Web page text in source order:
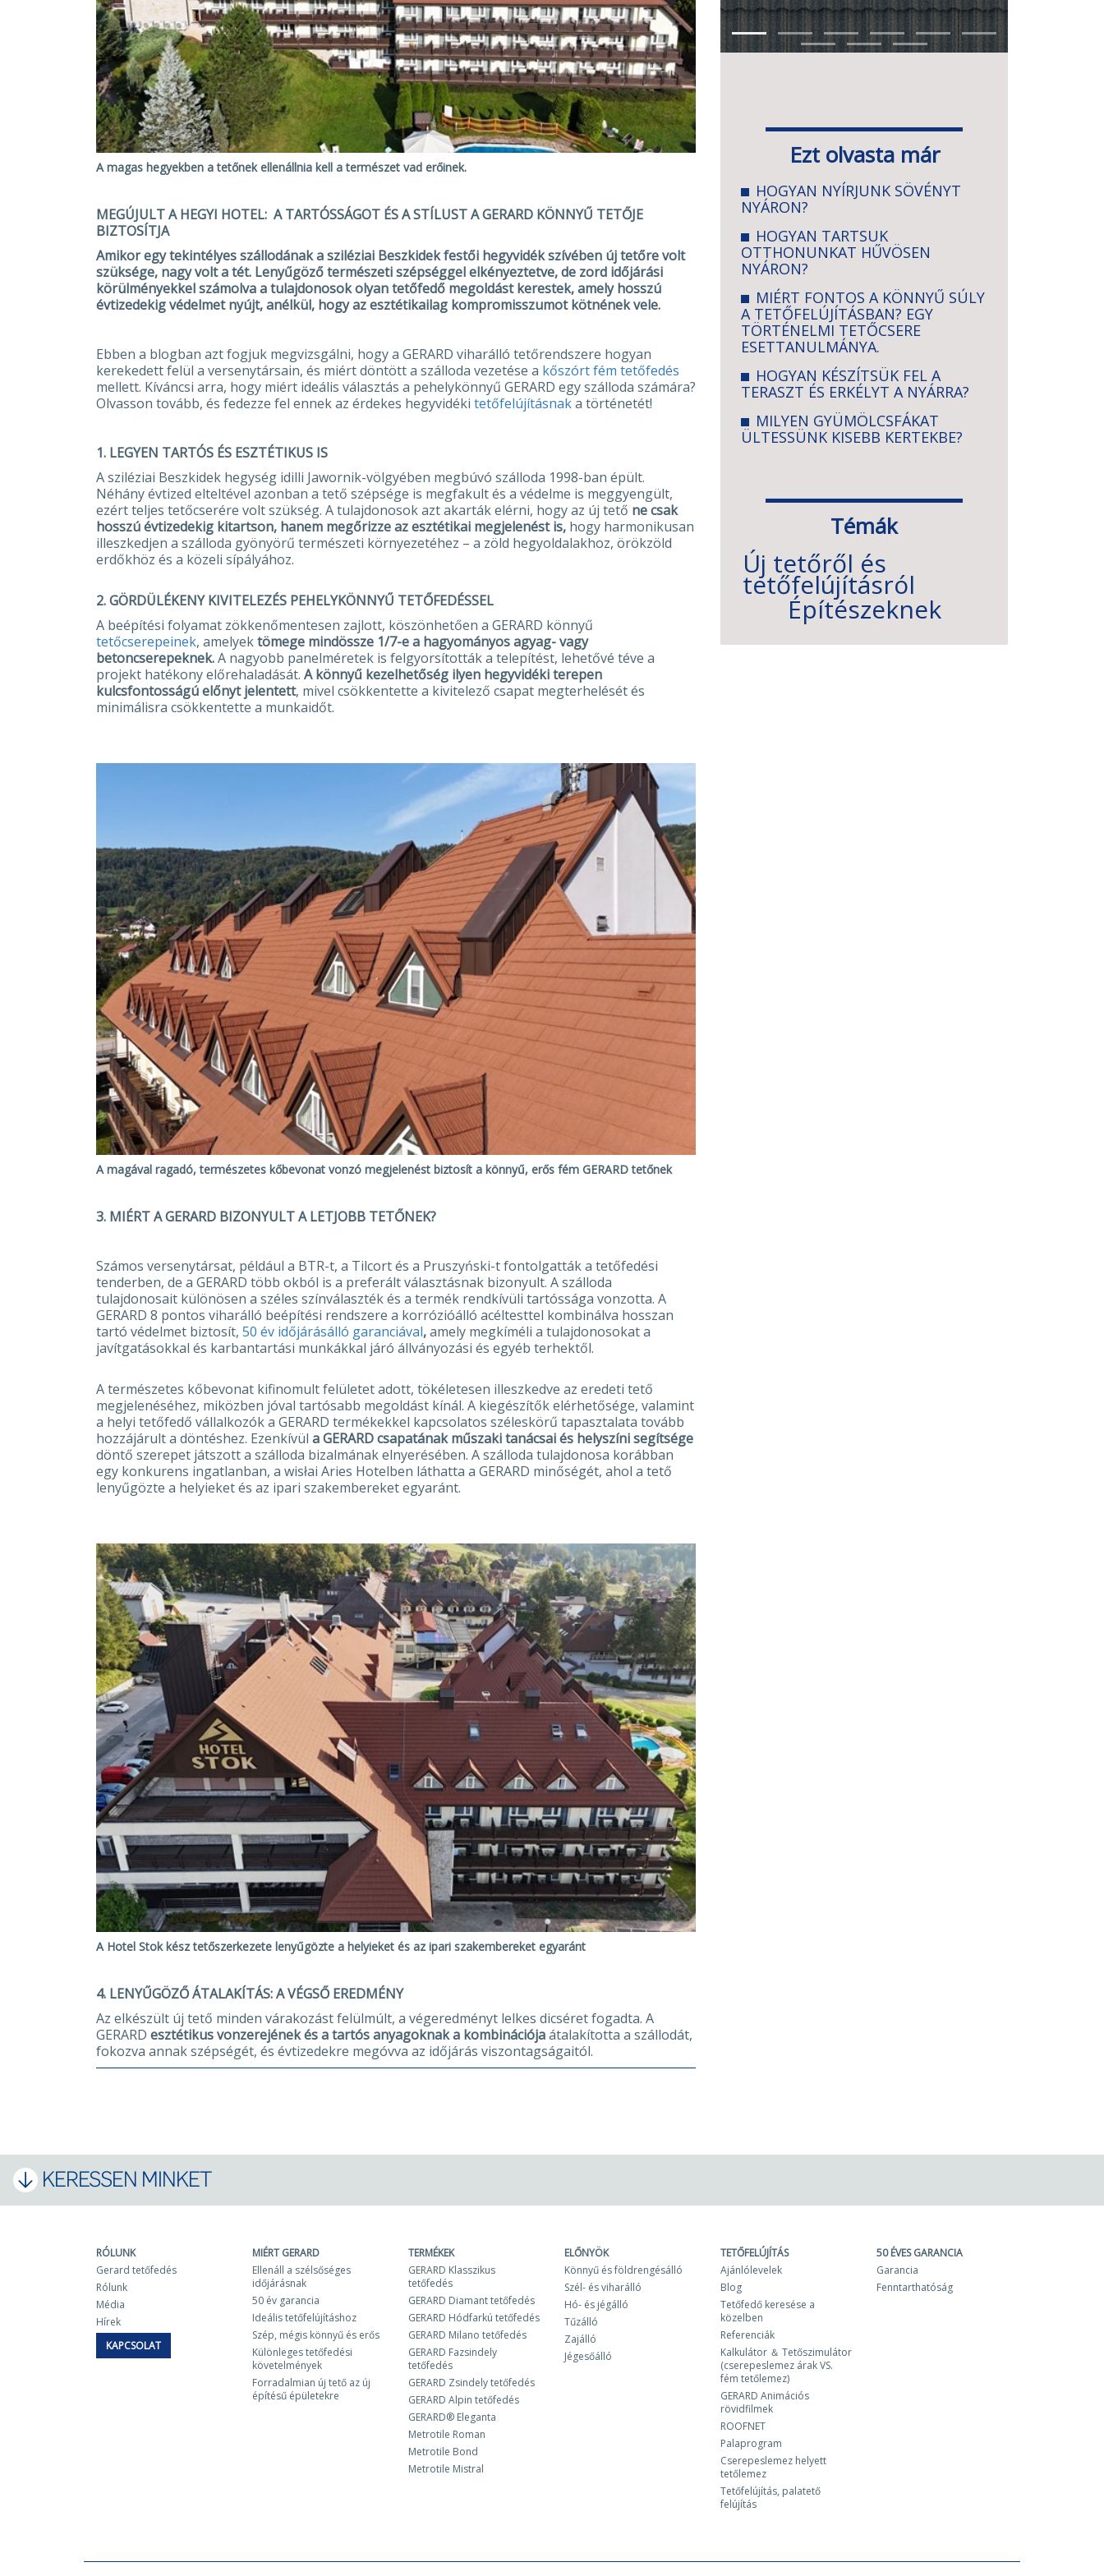
A magas hegyekben a tetőnek ellenállnia kell a természet vad erőinek.
MEGÚJULT A HEGYI HOTEL: A TARTÓSSÁGOT ÉS A STÍLUST A GERARD KÖNNYŰ TETŐJE
BIZTOSÍTJA
Amikor egy tekintélyes szállodának a sziléziai Beszkidek festői hegyvidék szívében új tetőre volt
szüksége, nagy volt a tét. Lenyűgöző természeti szépséggel elkényeztetve, de zord időjárási
körülményekkel számolva a tulajdonosok olyan tetőfedő megoldást kerestek, amely hosszú
évtizedekig védelmet nyújt, anélkül, hogy az esztétikailag kompromisszumot kötnének vele.
Ebben a blogban azt fogjuk megvizsgálni, hogy a GERARD viharálló tetőrendszere hogyan
kerekedett felül a versenytársain, és miért döntött a szálloda vezetése a kőszórt fém tetőfedés
mellett. Kíváncsi arra, hogy miért ideális választás a pehelykönnyű GERARD egy szálloda számára?
Olvasson tovább, és fedezze fel ennek az érdekes hegyvidéki tetőfelújításnaka történetét!
1. LEGYEN TARTÓS ÉS ESZTÉTIKUS IS
A sziléziai Beszkidek hegység idilli Jawornik-völgyében megbúvó szálloda 1998-ban épült.
Néhány évtized elteltével azonban a tető szépsége is megfakult és a védelme is meggyengült,
ezért teljes tetőcserére volt szükség. A tulajdonosok azt akarták elérni, hogy az új tető ne csak
hosszú évtizedekig kitartson, hanem megőrizze az esztétikai megjelenést is, hogy harmonikusan
illeszkedjen a szálloda gyönyörű természeti környezetéhez – a zöld hegyoldalakhoz, örökzöld
erdőkhöz és a közeli sípályához.
2.GÖRDÜLÉKENY KIVITELEZÉS PEHELYKÖNNYŰ TETŐFEDÉSSEL
A beépítési folyamat zökkenőmentesen zajlott, köszönhetően a GERARD könnyű
tetőcserepeinek, amelyektömege mindössze 1/7-e a hagyományos agyag- vagy
betoncserepeknek.A nagyobb panelméretek is felgyorsították a telepítést, lehetővé téve a
projekt hatékony előrehaladását. A könnyű kezelhetőség ilyen hegyvidéki terepen
kulcsfontosságú előnyt jelentett, mivel csökkentette a kivitelező csapat megterhelését és
minimálisra csökkentette a munkaidőt.
A magával ragadó, természetes kőbevonat vonzó megjelenést biztosít a könnyű, erős fém GERARD tetőnek
3. MIÉRT A GERARD BIZONYULT A LETJOBB TETŐNEK?
Számos versenytársat, például a BTR-t, a Tilcort és a Pruszyński-t fontolgatták a tetőfedési
tenderben, de a GERARD több okból is a preferált választásnak bizonyult. A szálloda
tulajdonosait különösen a széles színválaszték és a termék rendkívüli tartóssága vonzotta. A
GERARD 8 pontos viharálló beépítési rendszere a korrózióálló acéltesttel kombinálva hosszan
tartó védelmet biztosít, 50 év időjárásálló garanciával,amely megkíméli a tulajdonosokat a
javítgatásokkal és karbantartási munkákkal járó állványozási és egyéb terhektől.
A természetes kőbevonat kifinomult felületet adott, tökéletesen illeszkedve az eredeti tető
megjelenéséhez, miközben jóval tartósabb megoldást kínál. A kiegészítők elérhetősége, valamint
a helyi tetőfedő vállalkozók a GERARD termékekkel kapcsolatos széleskörű tapasztalata tovább
hozzájárult a döntéshez. Ezenkívül a GERARD csapatának műszaki tanácsai és helyszíni segítsége
döntő szerepet játszott a szálloda bizalmának elnyerésében. A szálloda tulajdonosa korábban
egy konkurens ingatlanban, a wisłai Aries Hotelben láthatta a GERARD minőségét, ahol a tető
lenyűgözte a helyieket és az ipari szakembereket egyaránt.
A Hotel Stok kész tetőszerkezete lenyűgözte a helyieket és az ipari szakembereket egyaránt
4. LENYŰGÖZŐ ÁTALAKÍTÁS: A VÉGSŐ EREDMÉNY
Az elkészült új tető minden várakozást felülmúlt, a végeredményt lelkes dicséret fogadta. A
GERARD esztétikus vonzerejének és a tartós anyagoknak a kombinációjaátalakította a szállodát,
fokozva annak szépségét, és évtizedekre megóvva az időjárás viszontagságaitól.
Ezt olvasta már
HOGYAN NYÍRJUNK SÖVÉNYT
NYÁRON?
HOGYAN TARTSUK
OTTHONUNKAT HŰVÖSEN
NYÁRON?
MIÉRT FONTOS A KÖNNYŰ SÚLY
A TETŐFELÚJÍTÁSBAN? EGY
TÖRTÉNELMI TETŐCSERE
ESETTANULMÁNYA.
HOGYAN KÉSZÍTSÜK FEL A
TERASZT ÉS ERKÉLYT A NYÁRRA?
MILYEN GYÜMÖLCSFÁKAT
ÜLTESSÜNK KISEBB KERTEKBE?
Témák
Új tetőről és
tetőfelújításról
Építészeknek
KERESSEN MINKET
RÓLUNK
Gerard tetőfedés
Rólunk
Média
Hírek
KAPCSOLAT
MIÉRT GERARD
Ellenáll a szélsőséges
időjárásnak
50 év garancia
Ideális tetőfelújításhoz
Szép, mégis könnyű és erős
Különleges tetőfedési
követelmények
Forradalmian új tető az új
építésű épületekre
TERMÉKEK
GERARD Klasszikus
tetőfedés
GERARD Diamant tetőfedés
GERARD Hódfarkú tetőfedés
GERARD Milano tetőfedés
GERARD Fazsindely
tetőfedés
GERARD Zsindely tetőfedés
GERARD Alpin tetőfedés
GERARD® Eleganta
Metrotile Roman
Metrotile Bond
Metrotile Mistral
ELŐNYÖK
Könnyű és földrengésálló
Szél- és viharálló
Hó- és jégálló
Tűzálló
Zajálló
Jégesőálló
TETŐFELÚJÍTÁS
Ajánlólevelek
Blog
Tetőfedő keresése a
közelben
Referenciák
Kalkulátor ＆ Tetőszimulátor
(cserepeslemez árak VS.
fém tetőlemez)
GERARD Animációs
rövidfilmek
ROOFNET
Palaprogram
Cserepeslemez helyett
tetőlemez
Tetőfelújítás, palatető
felújítás
50 ÉVES GARANCIA
Garancia
Fenntarthatóság